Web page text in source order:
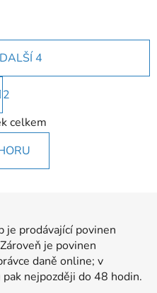
r
4
2
celkem
je prodávající povinen
je povinen
daně online; v
nejpozději do 48 hodin.